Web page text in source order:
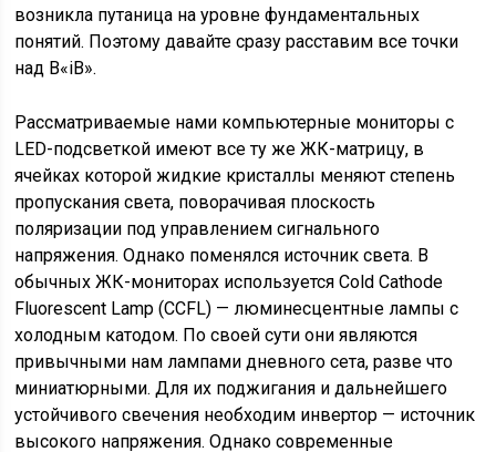
возникла путаница на уровне фундаментальных
понятий. Поэтому давайте сразу расставим все точки
над В«іВ».
Рассматриваемые нами компьютерные мониторы с
LED-подсветкой имеют все ту же ЖК-матрицу, в
ячейках которой жидкие кристаллы меняют степень
пропускания света, поворачивая плоскость
поляризации под управлением сигнального
напряжения. Однако поменялся источник света. В
обычных ЖК-мониторах используется Cold Cathode
Fluorescent Lamp (CCFL) — люминесцентные лампы с
холодным катодом. По своей сути они являются
привычными нам лампами дневного сета, разве что
миниатюрными. Для их поджигания и дальнейшего
устойчивого свечения необходим инвертор — источник
высокого напряжения. Однако современные